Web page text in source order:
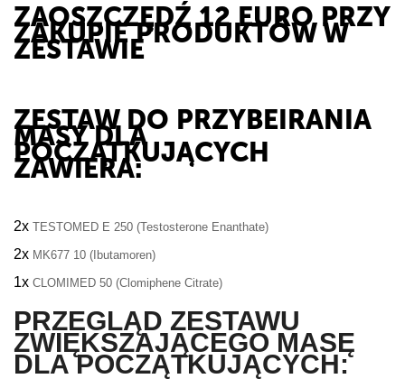
ZAOSZCZĘDŹ 12 EURO PRZY
ZAKUPIE PRODUKTÓW W
ZESTAWIE
ZESTAW DO PRZYBEIRANIA
MASY DLA
POCZĄTKUJĄCYCH
ZAWIERA:
2xTESTOMED E 250 (Testosterone Enanthate)
2x MK677 10 (Ibutamoren)
1xCLOMIMED 50 (Clomiphene Citrate)
PRZEGLĄD ZESTAWU
ZWIĘKSZAJĄCEGO MASĘ
DLA POCZĄTKUJĄCYCH: